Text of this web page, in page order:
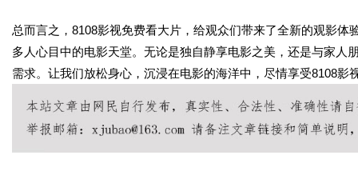
总而言之，8108影视免费看大片，给观众们带来了全新的观影
多人心目中的电影天堂。无论是独自静享电影之美，还是与家人
需求。让我们放松身心，沉浸在电影的海洋中，尽情享受8108影